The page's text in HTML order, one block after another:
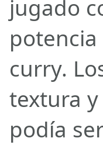
jugado
curry.
textura
podía